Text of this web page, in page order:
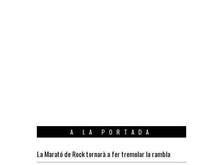
A LA PORTADA
La Marató de Rock tornarà a fer tremolar la rambla